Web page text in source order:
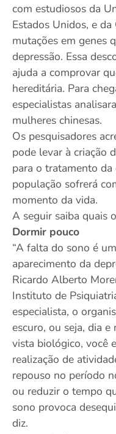
com estudiosos da
Estados Unidos, e
mutações em genes
depressão. Essa
ajuda a comprovar
hereditária. Para
especialistas
mulheres chinesas.
Os pesquisadores
pode levar à criação
para o tratamento da
população sofrerá
momento da vida.
A seguir saiba quais
Dormir pouco
“A falta do sono é
aparecimento da
Ricardo Alberto
Instituto de
especialista, o
escuro, ou seja, dia
vista biológico, você
realização de
repouso no período
ou reduzir o tempo
sono provoca
diz.